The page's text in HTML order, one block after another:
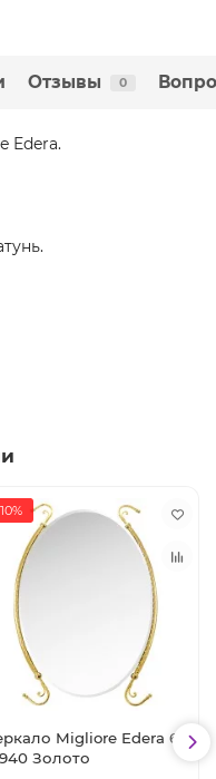
Отзывы 0
Edera.
Migliore Edera 65
Золото